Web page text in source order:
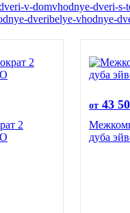
v-domvhodnye-dveri-s-
dveribelye-vhodnye-
2
от 43
дуба